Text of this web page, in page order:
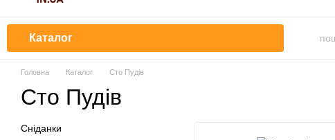
Каталог
Головна Каталог Сто Пудів
Сто Пудів
Сніданки